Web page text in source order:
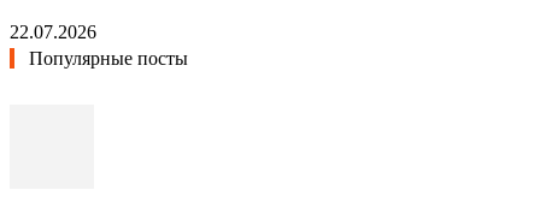
22.07.2026
Популярные посты